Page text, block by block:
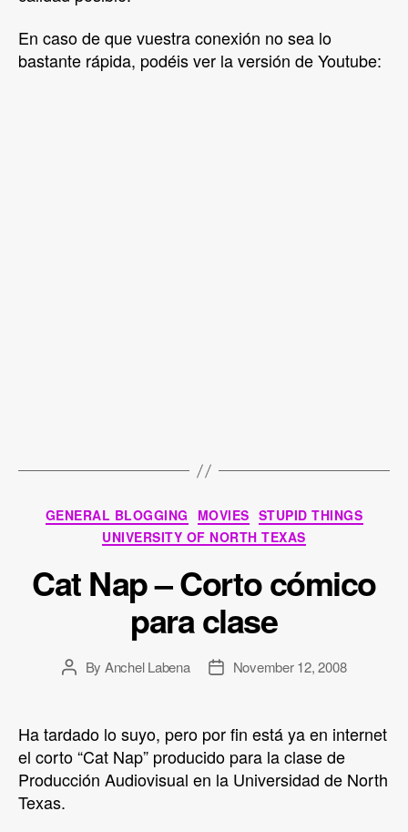
En caso de que vuestra conexión no sea lo
bastante rápida, podéis ver la versión de Youtube:
Categories
GENERAL BLOGGING MOVIES STUPID THINGS
UNIVERSITY OF NORTH TEXAS
Cat Nap – Corto cómico
para clase
PostBy Anchel Labena
PostNovember 12, 2008
Ha tardado lo suyo, pero por fin está ya en internet
el corto “Cat Nap” producido para la clase de
Producción Audiovisual en la Universidad de North
Texas.